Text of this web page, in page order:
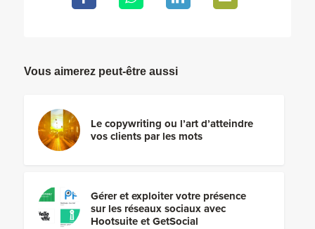
Vous aimerez peut-être aussi
Le copywriting ou l’art d’atteindre
vos clients par les mots
Gérer et exploiter votre présence
sur les réseaux sociaux avec
Hootsuite et GetSocial